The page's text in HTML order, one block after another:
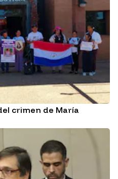
crimen de María